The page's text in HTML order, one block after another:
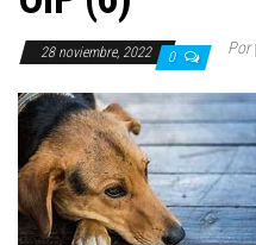
28 noviembre, 2022 0 Por